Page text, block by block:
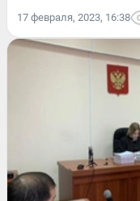
17 февраля, 2023, 16:38